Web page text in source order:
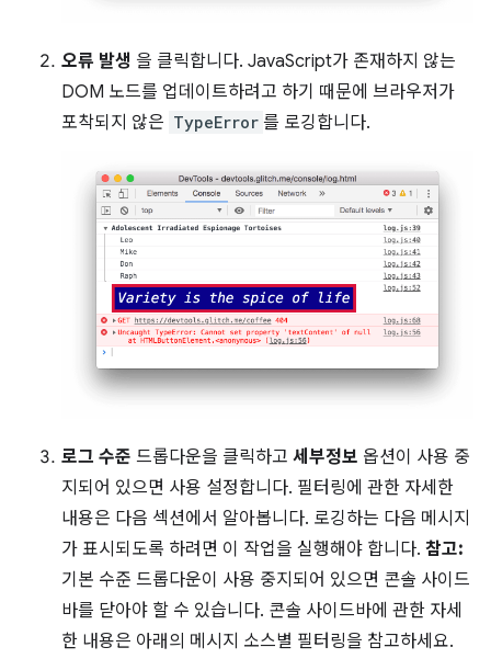
오류 발생 을 클릭합니다. JavaScript가 존재하지 않는
DOM 노드를 업데이트하려고 하기 때문에 브라우저가
포착되지 않은 TypeError 를 로깅합니다.
로그 수준 드롭다운을 클릭하고 세부정보 옵션이 사용 중
지되어 있으면 사용 설정합니다. 필터링에 관한 자세한
내용은 다음 섹션에서 알아봅니다. 로깅하는 다음 메시지
가 표시되도록 하려면 이 작업을 실행해야 합니다. 참고:
기본 수준 드롭다운이 사용 중지되어 있으면 콘솔 사이드
바를 닫아야 할 수 있습니다. 콘솔 사이드바에 관한 자세
한 내용은 아래의 메시지 소스별 필터링을 참고하세요.